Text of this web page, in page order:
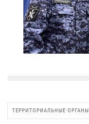
ТЕРРИТОРИАЛЬНЫЕ ОРГАНЫ